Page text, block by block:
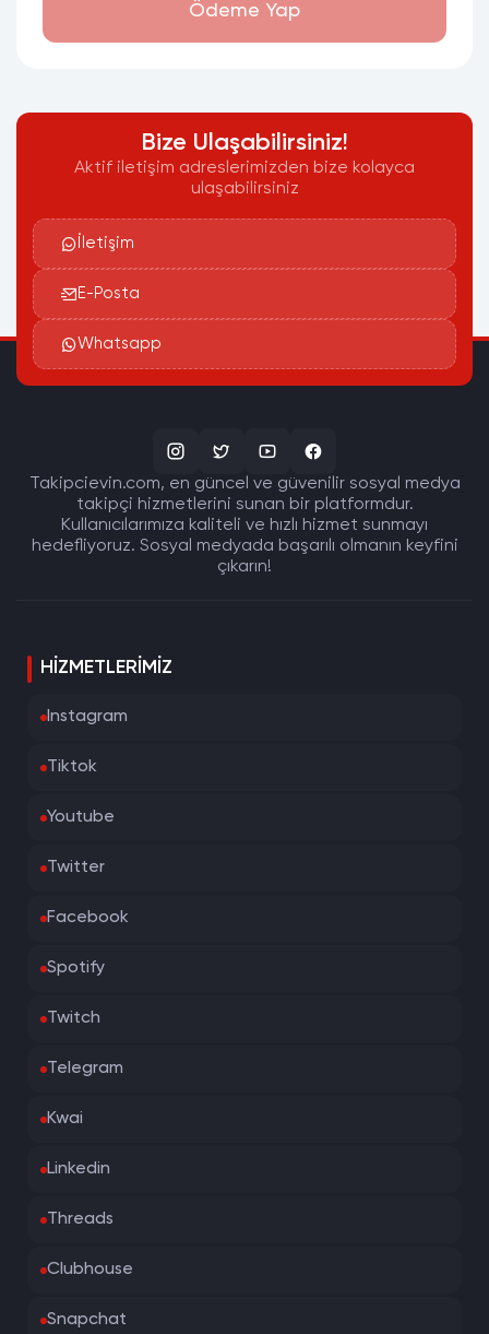
Ödeme Yap
Bize Ulaşabilirsiniz!
Aktif iletişim adreslerimizden bize kolayca
ulaşabilirsiniz
İletişim
E-Posta
Whatsapp
Takipcievin.com, en güncel ve güvenilir sosyal medya
takipçi hizmetlerini sunan bir platformdur.
Kullanıcılarımıza kaliteli ve hızlı hizmet sunmayı
hedefliyoruz. Sosyal medyada başarılı olmanın keyfini
çıkarın!
HIZMETLERIMIZ
Instagram
Tiktok
Youtube
Twitter
Facebook
Spotify
Twitch
Telegram
Kwai
Linkedin
Threads
Clubhouse
Snapchat